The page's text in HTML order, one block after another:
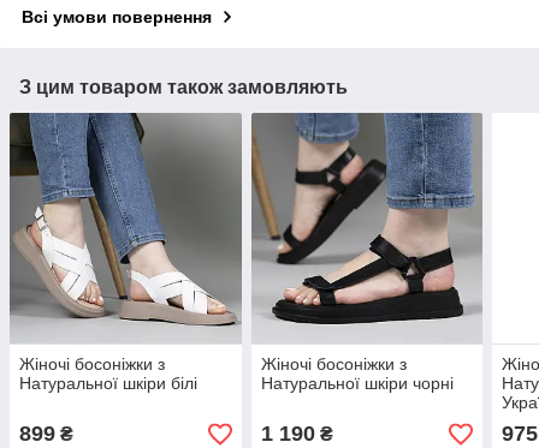
Всі умови повернення
З цим товаром також замовляють
Жіночі босоніжки з
Натуральної шкіри білі
899 ₴
Жіночі босоніжки з
Натуральної шкіри чорні
1 190₴
білі
975